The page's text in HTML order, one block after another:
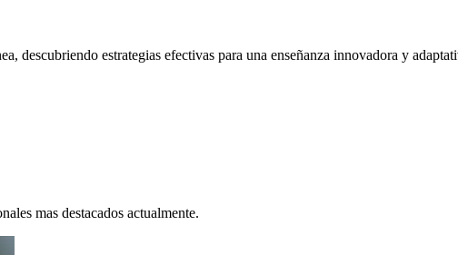
descubriendo estrategias efectivas para una enseñanza innovadora y
mas destacados actualmente.